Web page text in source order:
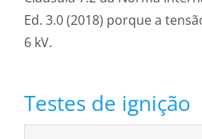
Ed. 3.0 (2018) porque a
6 kV.
Testes de ignição